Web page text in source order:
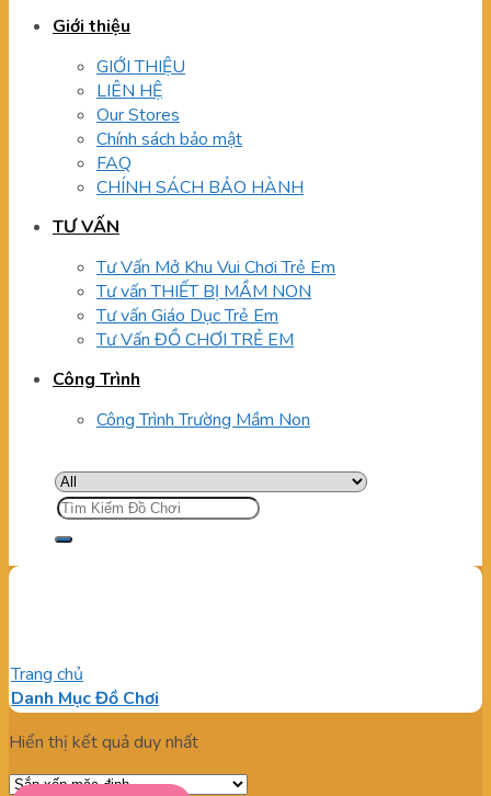
Giới thiệu
GIỚI THIỆU
LIÊN HỆ
Our Stores
Chính sách bảo mật
FAQ
CHÍNH SÁCH BẢO HÀNH
TƯ VẤN
Tư Vấn Mở Khu Vui Chơi Trẻ Em
Tư vấn THIẾT BỊ MẦM NON
Tư vấn Giáo Dục Trẻ Em
Tư Vấn ĐỒ CHƠI TRẺ EM
Công Trình
Công Trình Trường Mầm Non
Tìm
kiếm:
Trang chủ
Danh Mục Đồ Chơi
Hiển thị kết quả duy nhất